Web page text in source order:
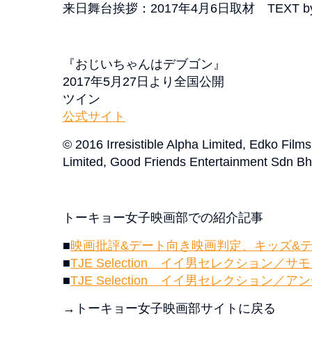
来日舞台挨拶：2017年4月6日取材 TEXT
『おじいちゃんはデブゴン』
2017年5月27日より全国公開
ツイン
公式サイト
© 2016 Irresistible Alpha Limited, Edko
Limited, Good Friends Entertainment Sdn
トーキョー女子映画部での紹介記事
■映画批評&デート向き映画判定、キッズ&
■TJE Selection イイ男セレクション／サ
■TJE Selection イイ男セレクション／ア
→トーキョー女子映画部サイトに戻る